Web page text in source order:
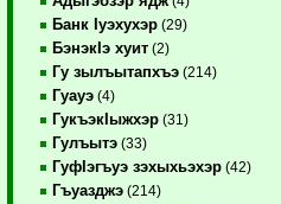
Банк Iуэхухэр (29)
БэнэкIэ хуит (2)
Гу зылъытапхъэ (214)
Гуауэ (4)
ГукъэкIыжхэр (31)
Гулъытэ (33)
ГуфIэгъуэ зэхыхьэхэр (42)
Гъуазджэ (214)